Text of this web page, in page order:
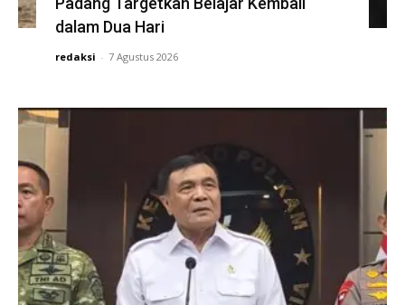
dalam Dua Hari
redaksi - 7 Agustus 2026